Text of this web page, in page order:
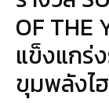
OF THE
แข็งแกร่
ขุมพลังไ